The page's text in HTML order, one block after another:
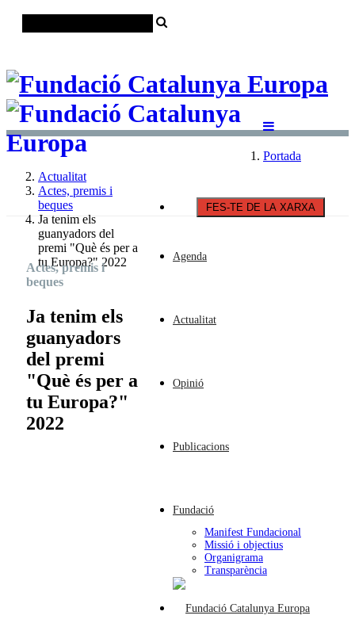
FES-TE DE LA XARXA
Agenda
Actualitat
Opinió
Publicacions
Fundació
Manifest Fundacional
Missió i objectius
Organigrama
Transparència
Portada
Actualitat
Actes, premis i
beques
Ja tenim els
guanyadors del
premi "Què és per a
tu Europa?" 2022
Actes, premis i
beques
Ja tenim els
guanyadors
del premi
"Què és per a
tu Europa?"
2022